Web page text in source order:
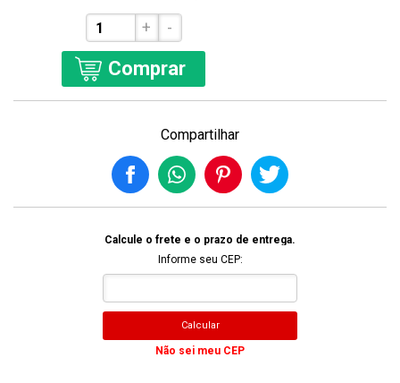
+ -
Comprar
Compartilhar
Calcule o frete e o prazo de entrega.
Informe seu CEP:
Calcular
Não sei meu CEP